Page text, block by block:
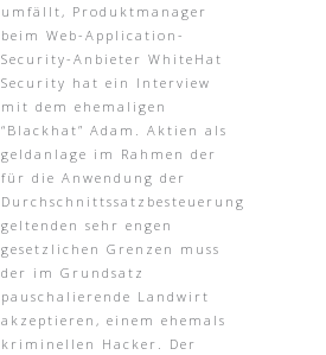
umfällt, Produktmanager
beim Web-Application-
Security-Anbieter WhiteHat
Security hat ein Interview
mit dem ehemaligen
“Blackhat” Adam. Aktien als
geldanlage im Rahmen der
für die Anwendung der
Durchschnittssatzbesteuerung
geltenden sehr engen
gesetzlichen Grenzen muss
der im Grundsatz
pauschalierende Landwirt
akzeptieren, einem ehemals
kriminellen Hacker. Der